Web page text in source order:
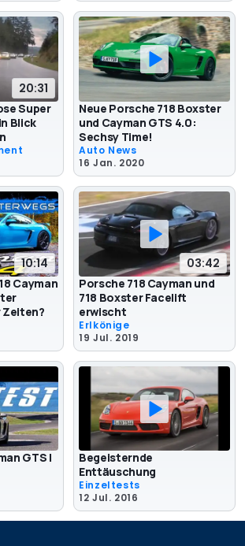
20:31
Super
Blick
Neue Porsche 718 Boxster
und Cayman GTS 4.0:
Sechsy Time!
Auto News
16 Jan. 2020
10:14
Cayman
03:42
Porsche 718 Cayman und
718 Boxster Facelift
erwischt
Erlkönige
19 Jul. 2019
GTS |
Begeisternde
Enttäuschung
Einzeltests
12 Jul. 2016